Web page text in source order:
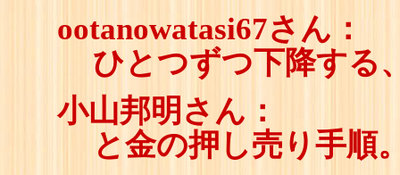
ootanowatasi67さん：
ひとつずつ下降する
小山邦明さん：
と金の押し売り手順